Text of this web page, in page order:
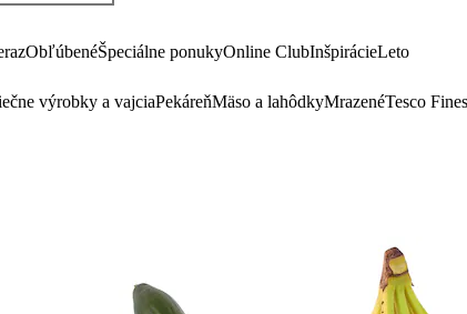
ObľúbenéŠpeciálne ponukyOnline ClubInšpirácieLeto
výrobky a vajciaPekáreňMäso a lahôdkyMrazenéTesco